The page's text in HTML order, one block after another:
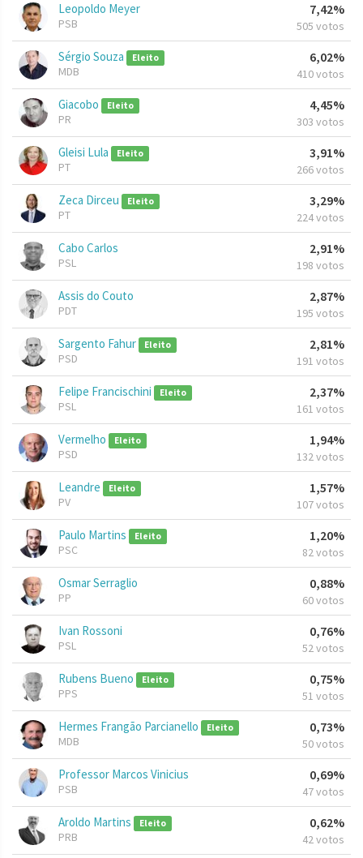
Leopoldo Meyer
PSB
7,42%
505 votos
Sérgio Souza Eleito
MDB
6,02%
410 votos
Giacobo Eleito
PR
4,45%
303 votos
Gleisi Lula Eleito
PT
3,91%
266 votos
Zeca Dirceu Eleito
PT
3,29%
224 votos
Cabo Carlos
PSL
2,91%
198 votos
Assis do Couto
PDT
2,87%
195 votos
Sargento Fahur Eleito
PSD
2,81%
191 votos
Felipe Francischini Eleito
PSL
2,37%
161 votos
Vermelho Eleito
PSD
1,94%
132 votos
Leandre Eleito
PV
1,57%
107 votos
Paulo Martins Eleito
PSC
1,20%
82 votos
Osmar Serraglio
PP
0,88%
60 votos
Ivan Rossoni
PSL
0,76%
52 votos
Rubens Bueno Eleito
PPS
0,75%
51 votos
Hermes Frangão Parcianello Eleito
MDB
0,73%
50 votos
Professor Marcos Vinicius
PSB
0,69%
47 votos
Aroldo Martins Eleito
PRB
0,62%
42 votos